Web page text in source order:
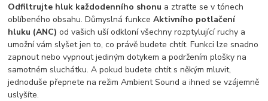
Odfiltrujte hluk každodenního shonu a ztraťte se v tónech
oblíbeného obsahu. Důmyslná funkce Aktivního potlačení
hluku (ANC) od vašich uší odkloní všechny rozptylující ruchy a
umožní vám slyšet jen to, co právě budete chtít. Funkci lze snadno
zapnout nebo vypnout jediným dotykem a podržením plošky na
samotném sluchátku. A pokud budete chtít s někým mluvit,
jednoduše přepnete na režim Ambient Sound a ihned se vzájemně
uslyšíte.